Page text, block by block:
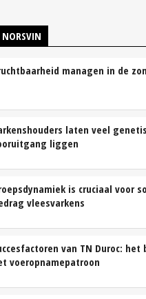
managen in de
laten veel
liggen
is cruciaal voor
vleesvarkens
van TN Duroc: het
voeropnamepatroon